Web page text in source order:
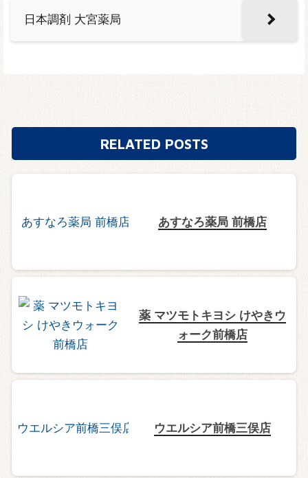
日本調剤 大宮薬局
RELATED POSTS
あすなろ薬局 前橋店
薬 マツモトキヨシ けやきウ
ォーク前橋店
ウエルシア前橋三俣店